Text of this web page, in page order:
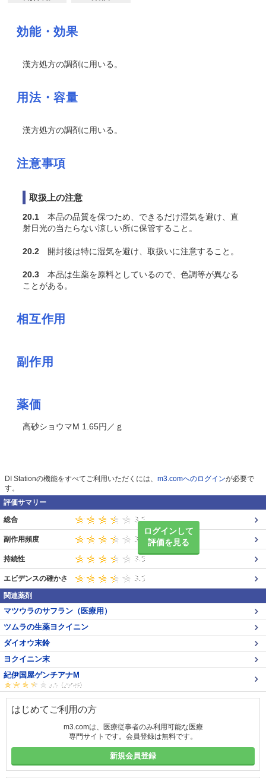
効能・効果
漢方処方の調剤に用いる。
用法・容量
漢方処方の調剤に用いる。
注意事項
取扱上の注意
20.1 本品の品質を保つため、できるだけ湿気を避け、直
射日光の当たらない涼しい所に保管すること。
20.2 開封後は特に湿気を避け、取扱いに注意すること。
20.3 本品は生薬を原料としているので、色調等が異なる
ことがある。
相互作用
副作用
薬価
高砂ショウマM 1.65円／ｇ
DI Stationの機能をすべてご利用いただくには、 m3.comへのログインが必要で
す。
評価サマリー
ログインして
評価を見る
総合
副作用頻度
持続性
エビデンスの確かさ
関連薬剤
マツウラのサフラン（医療用）
ツムラの生薬ヨクイニン
ダイオウ末鈴
ヨクイニン末
紀伊国屋ゲンチアナM
はじめてご利用の方
m3.comは、医療従事者のみ利用可能な医療
専門サイトです。会員登録は無料です。
新規会員登録